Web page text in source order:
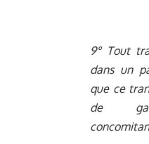
9° Tout
dans un
que ce
de